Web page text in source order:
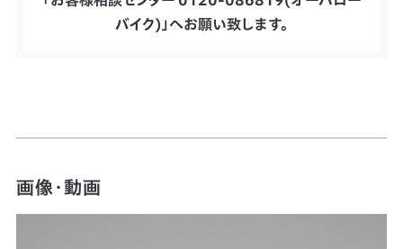
バイク)」へお願い致します。
画像・動画